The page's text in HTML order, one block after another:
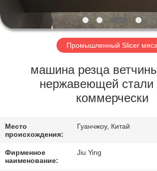
О
ЭКСКУРСИЯ
КОНТРОЛЬ
КАЧЕСТВА
Промышленный Slicer
машина резца
нержавеющей стали
коммерчески
Место
происхождения:
Гуанчжоу, Китай
Фирменное
наименование:
Jiu Ying